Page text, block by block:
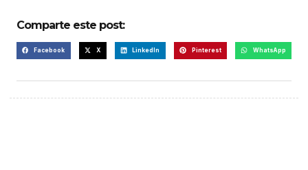
Comparte este post:
Facebook X LinkedIn Pinterest WhatsApp